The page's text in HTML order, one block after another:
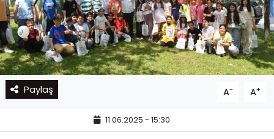
Paylaş A- A+
11.06.2025 - 15:30